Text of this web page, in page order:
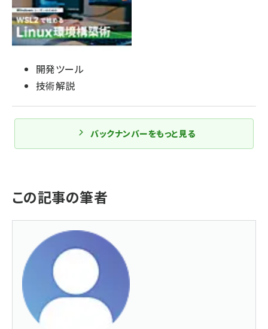
開発ツール
技術解説
バックナンバーをもっと見る
この記事の筆者